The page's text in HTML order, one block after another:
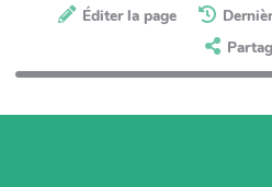
Éditer la page